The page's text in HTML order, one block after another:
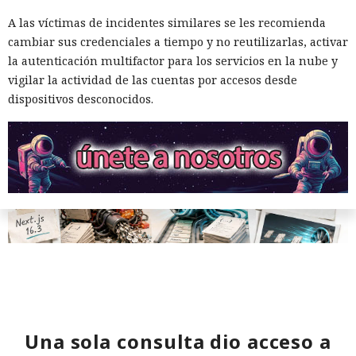
12:01 / 07.08.2026
Ingenieros reducen en un 90% el consumo de memoria
RAM y aceleran la compilación 2,3 veces.
repentinos de Node.js al compilar aplicaciones complejas,
A las víctimas de incidentes similares se les recomienda
cambiar sus credenciales a tiempo y no reutilizarlas, activar
la autenticación multifactor para los servicios en la nube y
vigilar la actividad de las cuentas por accesos desde
dispositivos desconocidos.
Una sola consulta dio acceso a